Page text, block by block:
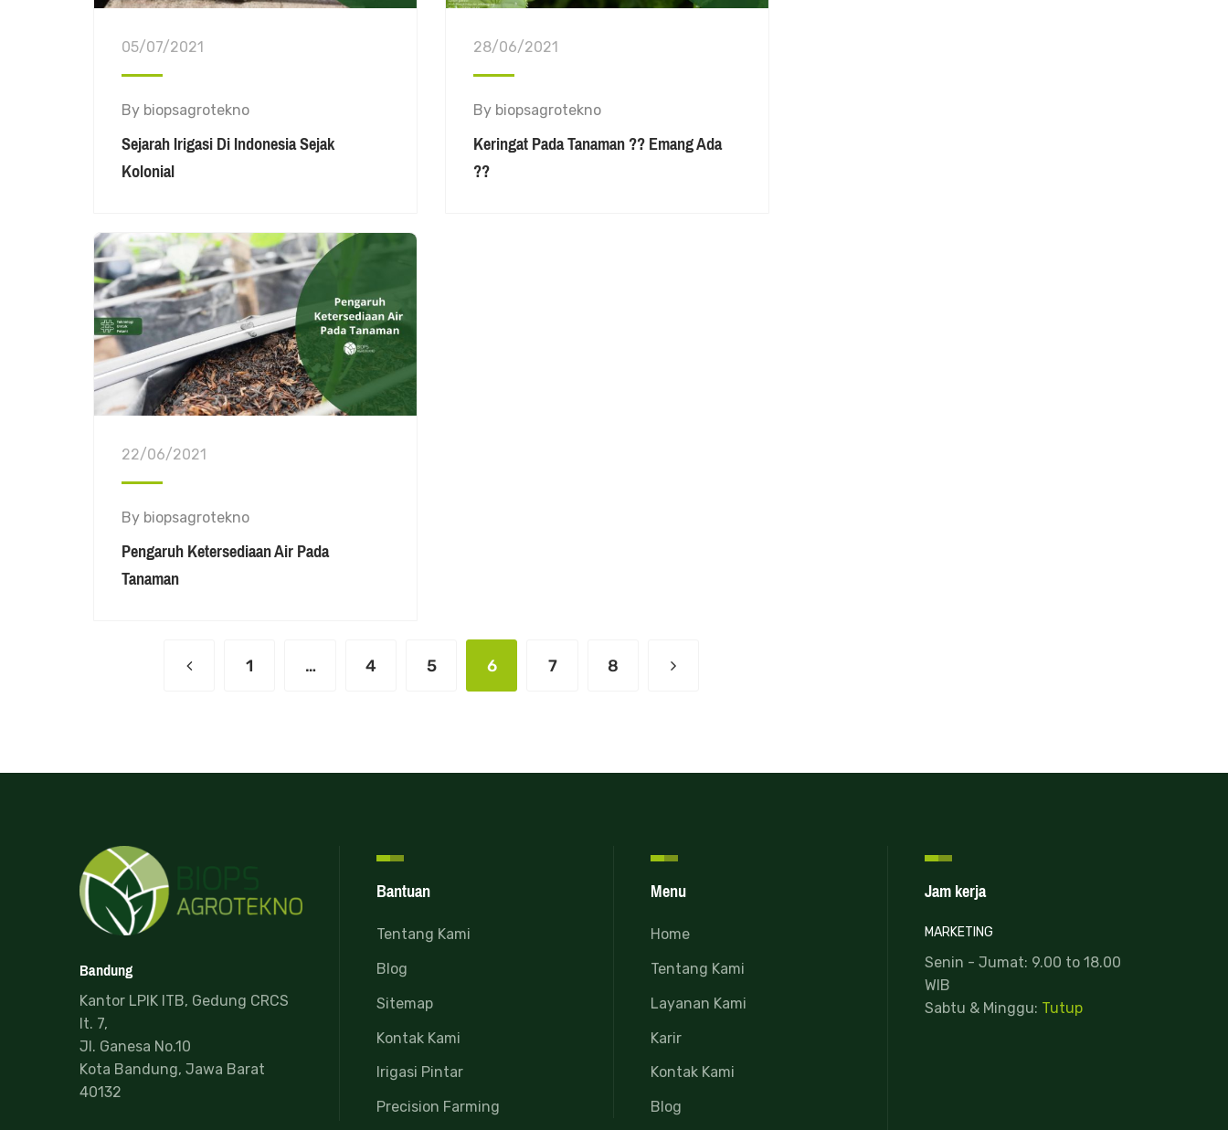
05/07/2021
By biopsagrotekno
Sejarah Irigasi Di Indonesia Sejak
Kolonial
28/06/2021
By biopsagrotekno
Keringat Pada Tanaman ?? Emang Ada
??
22/06/2021
By biopsagrotekno
Pengaruh Ketersediaan Air Pada
Tanaman
1 … 4 5 6 7 8
Bandung
Kantor LPIK ITB, Gedung CRCS
lt. 7,
Jl. Ganesa No.10
Kota Bandung, Jawa Barat
40132
Bantuan
Tentang Kami
Blog
Sitemap
Kontak Kami
Irigasi Pintar
Precision Farming
Menu
Home
Tentang Kami
Layanan Kami
Karir
Kontak Kami
Blog
Jam kerja
MARKETING
Senin - Jumat: 9.00 to 18.00
WIB
Sabtu & Minggu: Tutup